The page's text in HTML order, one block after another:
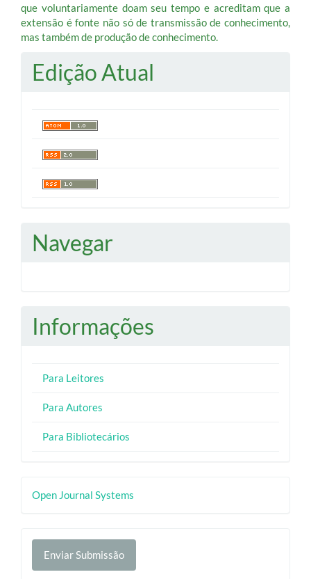
que voluntariamente doam seu tempo e acreditam que a
extensão é fonte não só de transmissão de conhecimento,
mas também de produção de conhecimento.
Edição Atual
Navegar
Informações
Para Leitores
Para Autores
Para Bibliotecários
Desenvolvido
Open Journal Systems
Enviar
Submissão
Enviar Submissão